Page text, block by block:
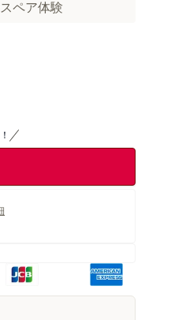
ペア体験